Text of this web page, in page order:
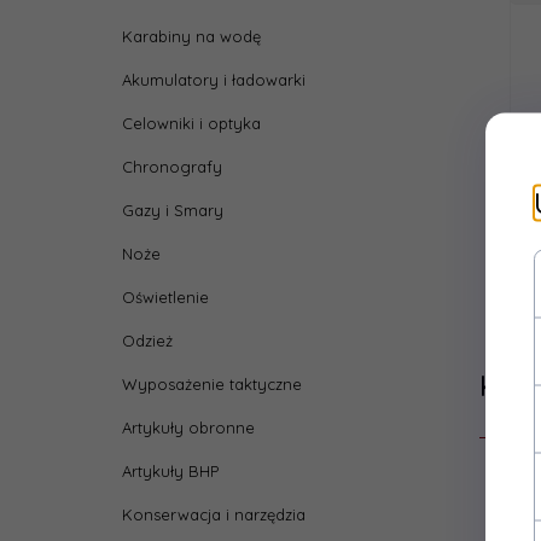
Karabiny na wodę
Akumulatory i ładowarki
Celowniki i optyka
Chronografy
Gazy i Smary
Noże
Oświetlenie
Odzież
Wyposażenie taktyczne
Artykuły obronne
Artykuły BHP
Konserwacja i narzędzia